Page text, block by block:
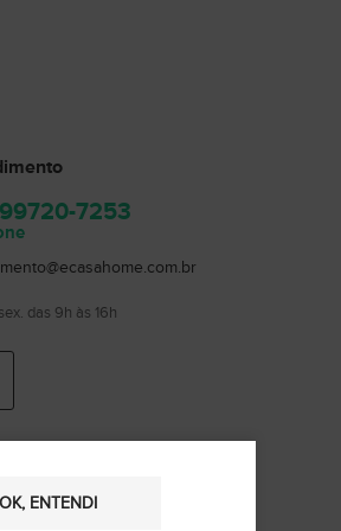
7253
das 9h às 16h
OK, ENTENDI